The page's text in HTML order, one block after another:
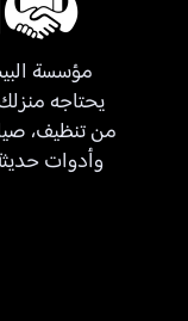
مؤسسة
يحتاجه
من تنظيف،
وأدوات